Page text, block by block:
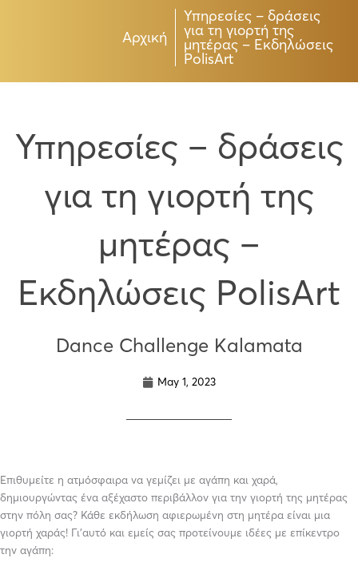
Αρχική
Υπηρεσίες – δράσεις
για τη γιορτή της
μητέρας – Εκδηλώσεις
PolisArt
Υπηρεσίες – δράσεις
για τη γιορτή της
μητέρας –
Εκδηλώσεις PolisArt
Dance Challenge Kalamata
May 1, 2023
Επιθυμείτε η ατμόσφαιρα να γεμίζει με αγάπη και χαρά,
δημιουργώντας ένα αξέχαστο περιβάλλον για την γιορτή της μητέρας
στην πόλη σας? Κάθε εκδήλωση αφιερωμένη στη μητέρα είναι μια
γιορτή χαράς! Γι’αυτό και εμείς σας προτείνουμε ιδέες με επίκεντρο
την αγάπη: